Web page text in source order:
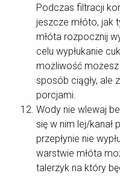
Podczas filtracji
jeszcze młóto, jak
młóta rozpocznij
celu wypłukanie
możliwość
sposób ciągły, ale
porcjami.
Wody nie wlewaj
się w nim lej/kanał
przepłynie nie
warstwie młóta
talerzyk na który